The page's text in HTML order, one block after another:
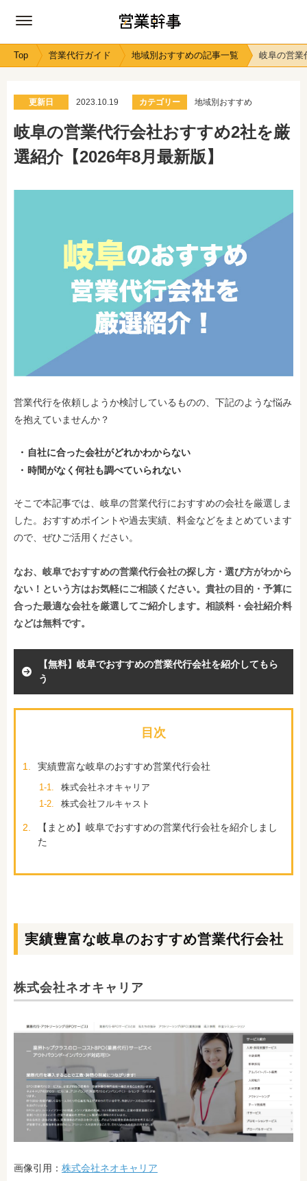
Top 営業代行ガイド 地域別おすすめの記事一覧 岐阜の営業
更新日 2023.10.19 カテゴリー 地域別おすすめ
岐阜の営業代行会社おすすめ2社を厳
選紹介【2026年8月最新版】
営業代行を依頼しようか検討しているものの、下記のような悩み
を抱えていませんか？
自社に合った会社がどれかわからない
時間がなく何社も調べていられない
そこで本記事では、岐阜の営業代行におすすめの会社を厳選しま
した。おすすめポイントや過去実績、料金などをまとめています
ので、ぜひご活用ください。
なお、岐阜でおすすめの営業代行会社の探し方・選び方がわから
ない！という方はお気軽にご相談ください。貴社の目的・予算に
合った最適な会社を厳選してご紹介します。相談料・会社紹介料
などは無料です。
【無料】岐阜でおすすめの営業代行会社を紹介してもら
う
目次
1. 実績豊富な岐阜のおすすめ営業代行会社
1-1.
株式会社ネオキャリア
1-2.
株式会社フルキャスト
2.
【まとめ】岐阜でおすすめの営業代行会社を紹介しまし
た
実績豊富な岐阜のおすすめ営業代行会社
株式会社ネオキャリア
画像引用： 株式会社ネオキャリア